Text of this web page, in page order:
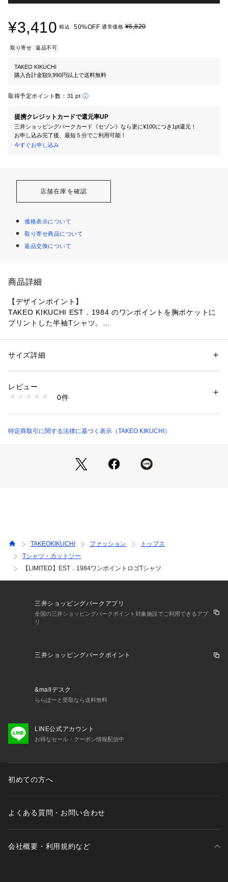
¥3,410 税込 50%OFF 通常価格¥6,820
取り寄せ 返品不可
TAKEO KIKUCHI
購入合計金額9,990円以上で送料無料
取得予定ポイント数： 31 pt
提携クレジットカードで還元率UP
三井ショッピングパークカード《セゾン》なら更に¥100につき1pt還元！
お申し込み完了後、最短５分でご利用可能！
今すぐお申し込み
店舗在庫を確認
価格表示について
取り寄せ商品について
返品交換について
商品詳細
【デザインポイント】
TAKEO KIKUCHI EST．1984 のワンポイントを胸ポケットに
プリントした半袖Tシャツ。
幅広いシーンでご着用しやすいTシャツに仕上がっています。
・ポケット数：胸元×1
ります。また、パソコン・スマートフォンなどの環境により、
性別：メンズ
素材：コットン100％
商品番号：
G87-24003 （ショップ）
サイズ詳細
レビュー
0件
特定商取引に関する法律に基づく表示（TAKEO KIKUCHI）
TAKEOKIKUCHI ファッション
トップス
Tシャツ・カットソー
【LIMITED】EST．1984ワンポイントロゴTシャツ
三井ショッピングパークアプリ
全国の三井ショッピングパークポイント対象施設でご利用できるアプ
リ
三井ショッピングパークポイント
&mallデスク
ららぽーと受取なら送料無料
LINE公式アカウント
お得なセール・クーポン情報配信中
初めての方へ
よくある質問・お問い合わせ
会社概要・利用規約など